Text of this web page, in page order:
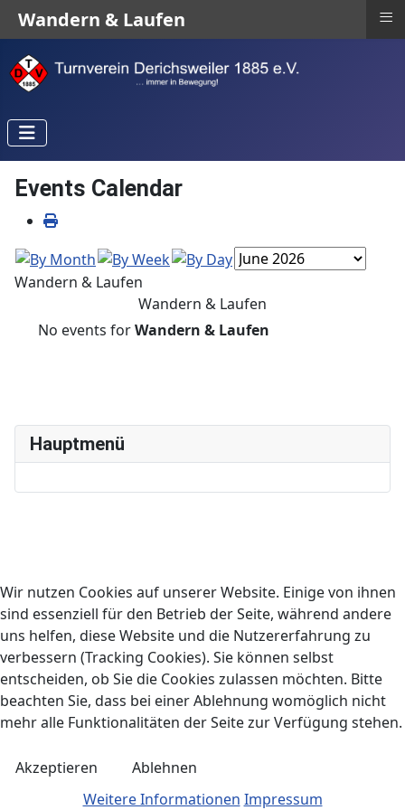
Hauptmenü
Events Calendar
Wandern & Laufen
Wandern & Laufen
No events forWandern & Laufen
Wir nutzen Cookies auf unserer Website. Einige von ihnen
sind essenziell für den Betrieb der Seite, während andere
uns helfen, diese Website und die Nutzererfahrung zu
verbessern (Tracking Cookies). Sie können selbst
entscheiden, ob Sie die Cookies zulassen möchten. Bitte
beachten Sie, dass bei einer Ablehnung womöglich nicht
mehr alle Funktionalitäten der Seite zur Verfügung stehen.
Akzeptieren
Ablehnen
Weitere Informationen Impressum
Wandern & Laufen ≡